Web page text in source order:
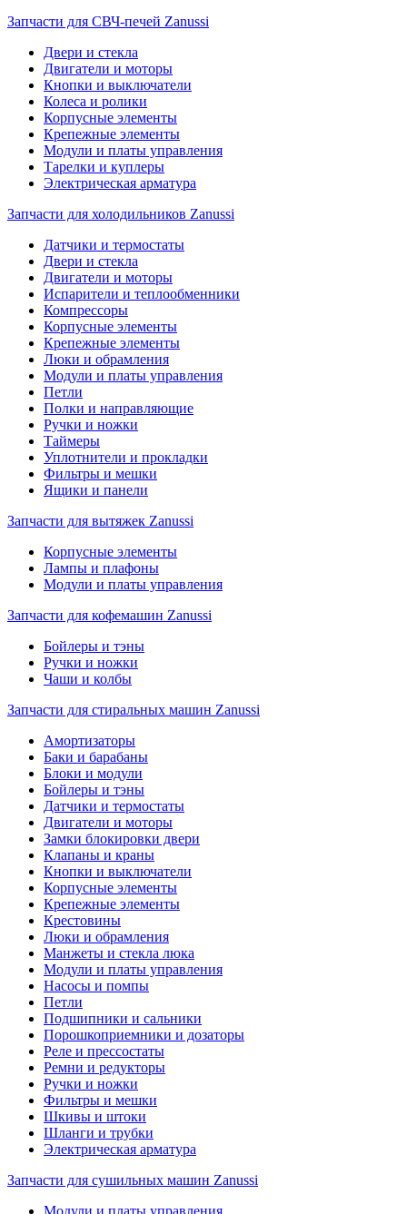
Запчасти для СВЧ-печей Zanussi
Двери и стекла
Двигатели и моторы
Кнопки и выключатели
Колеса и ролики
Корпусные элементы
Крепежные элементы
Модули и платы управления
Тарелки и куплеры
Электрическая арматура
Запчасти для холодильников Zanussi
Датчики и термостаты
Двери и стекла
Двигатели и моторы
Испарители и теплообменники
Компрессоры
Корпусные элементы
Крепежные элементы
Люки и обрамления
Модули и платы управления
Петли
Полки и направляющие
Ручки и ножки
Таймеры
Уплотнители и прокладки
Фильтры и мешки
Ящики и панели
Запчасти для вытяжек Zanussi
Корпусные элементы
Лампы и плафоны
Модули и платы управления
Запчасти для кофемашин Zanussi
Бойлеры и тэны
Ручки и ножки
Чаши и колбы
Запчасти для стиральных машин Zanussi
Амортизаторы
Баки и барабаны
Блоки и модули
Бойлеры и тэны
Датчики и термостаты
Двигатели и моторы
Замки блокировки двери
Клапаны и краны
Кнопки и выключатели
Корпусные элементы
Крепежные элементы
Крестовины
Люки и обрамления
Манжеты и стекла люка
Модули и платы управления
Насосы и помпы
Петли
Подшипники и сальники
Порошкоприемники и дозаторы
Реле и прессостаты
Ремни и редукторы
Ручки и ножки
Фильтры и мешки
Шкивы и штоки
Шланги и трубки
Электрическая арматура
Запчасти для сушильных машин Zanussi